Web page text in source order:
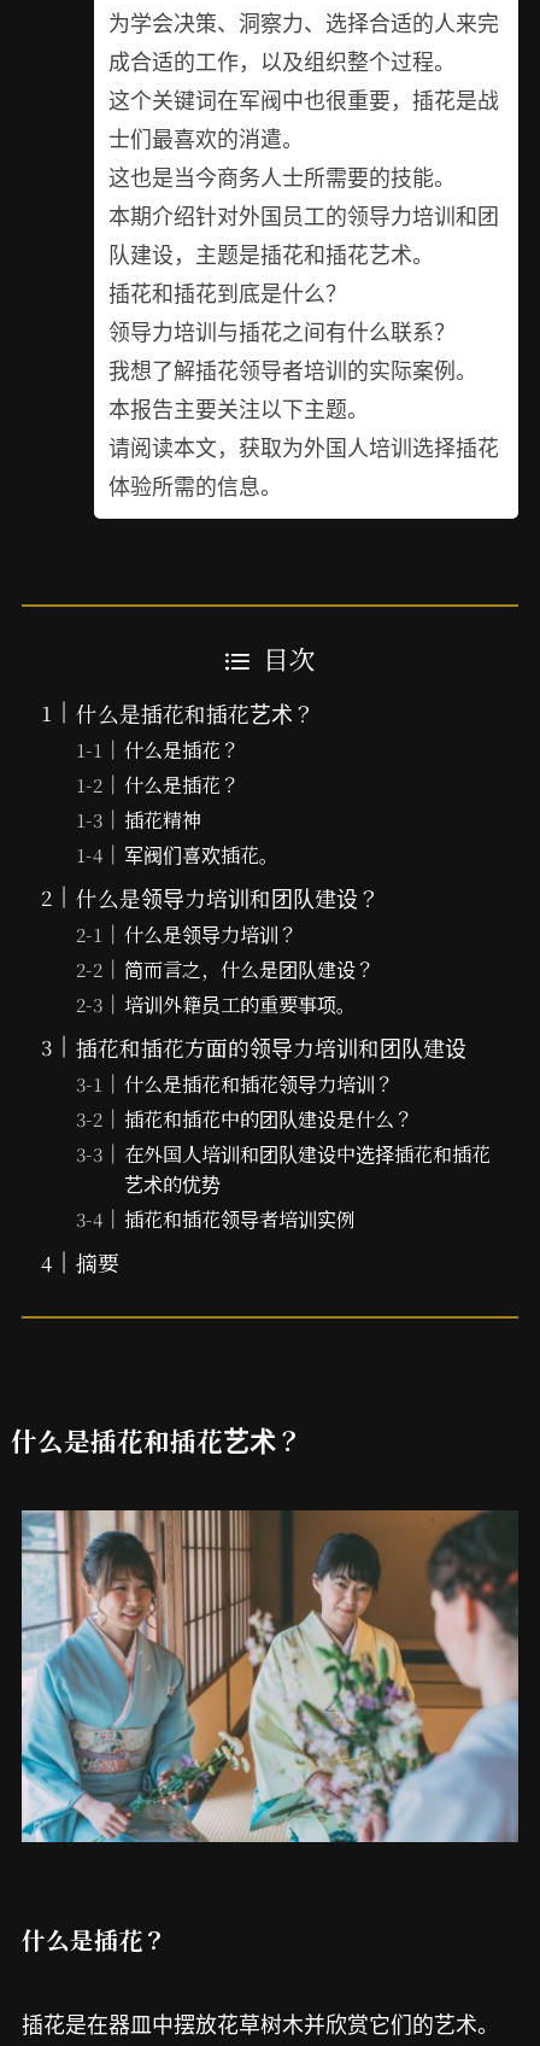
为学会决策、洞察力、选择合适的人来完
成合适的工作，以及组织整个过程。
这个关键词在军阀中也很重要，插花是战
士们最喜欢的消遣。
这也是当今商务人士所需要的技能。
本期介绍针对外国员工的领导力培训和团
队建设，主题是插花和插花艺术。
插花和插花到底是什么？
领导力培训与插花之间有什么联系？
我想了解插花领导者培训的实际案例。
本报告主要关注以下主题。
请阅读本文，获取为外国人培训选择插花
体验所需的信息。
目次
什么是插花和插花艺术？
什么是插花？
什么是插花？
插花精神
军阀们喜欢插花。
什么是领导力培训和团队建设？
什么是领导力培训？
简而言之，什么是团队建设？
培训外籍员工的重要事项。
插花和插花方面的领导力培训和团队建设
什么是插花和插花领导力培训？
插花和插花中的团队建设是什么？
在外国人培训和团队建设中选择插花和插花
艺术的优势
插花和插花领导者培训实例
摘要
什么是插花和插花艺术？
什么是插花？
插花是在器皿中摆放花草树木并欣赏它们的艺术。